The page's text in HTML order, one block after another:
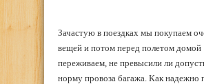
Зачастую в поездках мы покупаем
вещей и потом перед полетом домой
переживаем, не превысили ли
норму провоза багажа. Как надежно